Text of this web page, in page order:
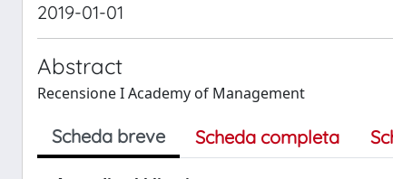
2019-01-01
Abstract
Recensione I Academy of Management
Scheda breve Scheda completa